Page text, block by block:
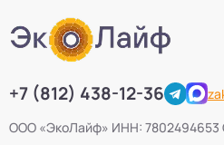
+7 (812) 438-12-36
ООО «ЭкоЛайф» ИНН: 7802494653